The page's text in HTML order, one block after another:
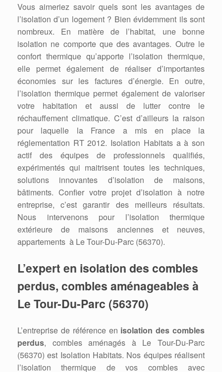
Vous aimeriez savoir quels sont les avantages de
l’isolation d’un logement ? Bien évidemment ils sont
nombreux. En matière de l’habitat, une bonne
isolation ne comporte que des avantages. Outre le
confort thermique qu’apporte l’isolation thermique,
elle permet également de réaliser d’importantes
économies sur les factures d’énergie. En outre,
l’isolation thermique permet également de valoriser
votre habitation et aussi de lutter contre le
réchauffement climatique. C’est d’ailleurs la raison
pour laquelle la France a mis en place la
réglementation RT 2012. Isolation Habitats a à son
actif des équipes de professionnels qualifiés,
expérimentés qui maitrisent toutes les techniques,
solutions innovantes d’isolation de maisons,
bâtiments. Confier votre projet d’isolation à notre
entreprise, c’est garantir des meilleurs résultats.
Nous intervenons pour l’isolation thermique
extérieure de maisons anciennes et neuves,
appartements à Le Tour-Du-Parc (56370).
L’expert en isolation des combles
perdus, combles aménageables à
Le Tour-Du-Parc (56370)
L’entreprise de référence en isolation des combles
perdus, combles aménagés à Le Tour-Du-Parc
(56370) est Isolation Habitats. Nos équipes réalisent
l’isolation thermique de vos combles avec